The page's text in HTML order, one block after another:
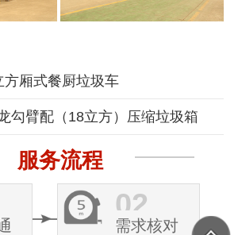
方厢式餐厨垃圾车
勾臂配（18立方）压缩垃圾箱
服务流程
02
需求核对